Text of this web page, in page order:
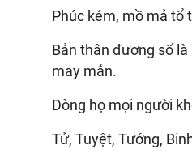
Phúc kém, mồ mả tổ
Bản thân đương số
may mắn.
Dòng họ mọi người
Tử, Tuyệt, Tướng,